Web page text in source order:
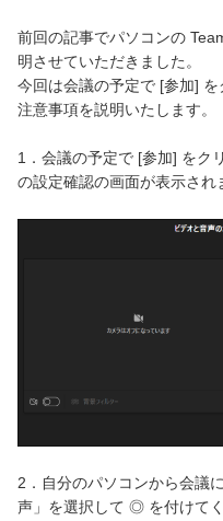
前回の記事でパソコンの
明させていただきました。
今回は会議の予定で [参加]
注意事項を説明いたします。
1．会議の予定で [参加] をク
の設定確認の画面が表示され
2．自分のパソコンから会議
声」を選択して ◎ を付けてく